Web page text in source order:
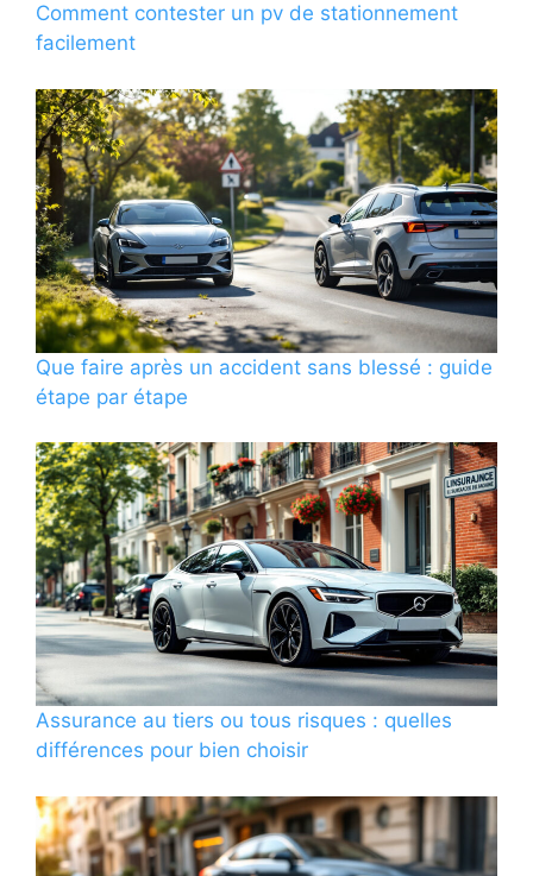
Comment contester un pv de stationnement
facilement
Que faire après un accident sans blessé : guide
étape par étape
Assurance au tiers ou tous risques : quelles
différences pour bien choisir